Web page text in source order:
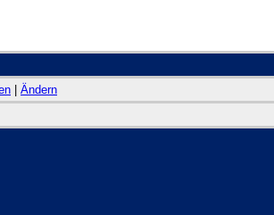
Ändern